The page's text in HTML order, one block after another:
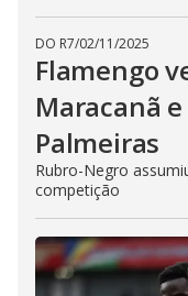
DO R7/02/11/2025
Flamengo
Maracanã
Palmeiras
Rubro-Negro
competição